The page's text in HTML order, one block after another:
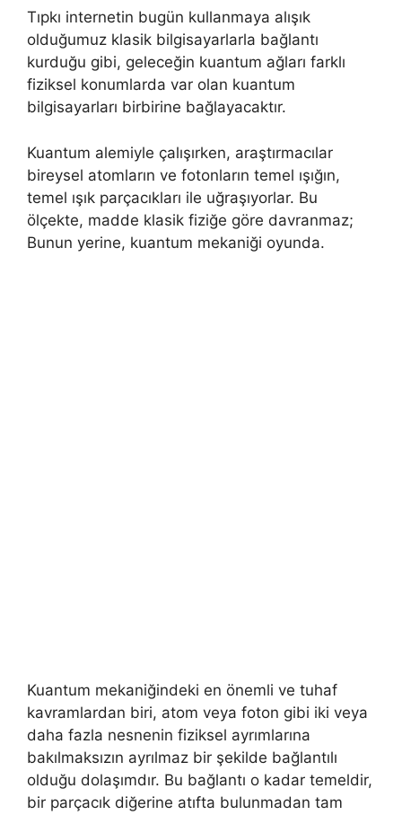
Tıpkı internetin bugün kullanmaya alışık
olduğumuz klasik bilgisayarlarla bağlantı
kurduğu gibi, geleceğin kuantum ağları farklı
fiziksel konumlarda var olan kuantum
bilgisayarları birbirine bağlayacaktır.
Kuantum alemiyle çalışırken, araştırmacılar
bireysel atomların ve fotonların temel ışığın,
temel ışık parçacıkları ile uğraşıyorlar. Bu
ölçekte, madde klasik fiziğe göre davranmaz;
Bunun yerine, kuantum mekaniği oyunda.
Kuantum mekaniğindeki en önemli ve tuhaf
kavramlardan biri, atom veya foton gibi iki veya
daha fazla nesnenin fiziksel ayrımlarına
bakılmaksızın ayrılmaz bir şekilde bağlantılı
olduğu dolaşımdır. Bu bağlantı o kadar temeldir,
bir parçacık diğerine atıfta bulunmadan tam